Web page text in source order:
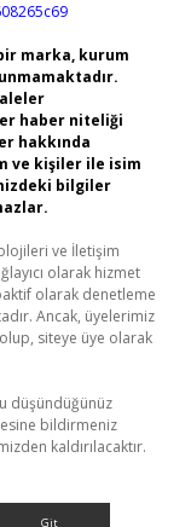
marka, kurum
haber niteliği
hakkında
ve kişiler ile isim
bilgiler
ve İletişim
olarak hizmet
olarak denetleme
Ancak, üyelerimiz
siteye üye olarak
düşündüğünüz
bildirmeniz
kaldırılacaktır.